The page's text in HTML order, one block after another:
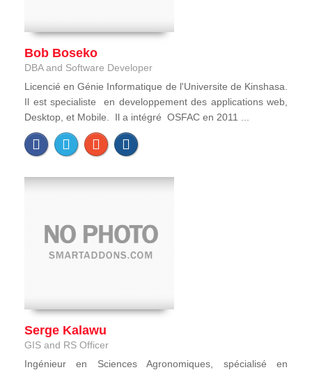
Bob Boseko
DBA and Software Developer
Licencié en Génie Informatique de l'Universite de Kinshasa.
Il est specialiste en developpement des applications web,
Desktop, et Mobile. Il a intégré OSFAC en 2011 ...
Serge Kalawu
GIS and RS Officer
Ingénieur en Sciences Agronomiques, spécialisé en